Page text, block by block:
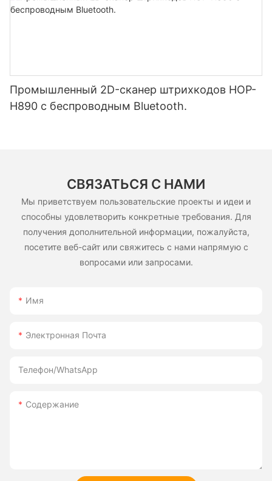
Промышленный 2D-сканер штрихкодов HOP-
H890 с беспроводным Bluetooth.
СВЯЗАТЬСЯ С НАМИ
Мы приветствуем пользовательские проекты и идеи и
способны удовлетворить конкретные требования. Для
получения дополнительной информации, пожалуйста,
посетите веб-сайт или свяжитесь с нами напрямую с
вопросами или запросами.
Имя
Электронная Почта
Телефон/WhatsApp
Содержание